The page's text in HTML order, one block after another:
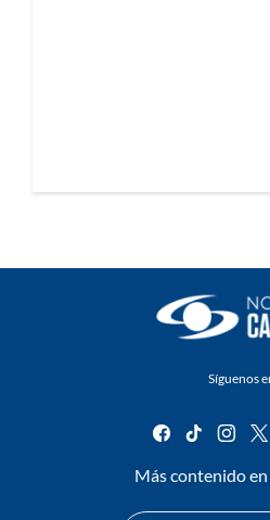
Síguenos
facebook
tiktok
Más contenido en